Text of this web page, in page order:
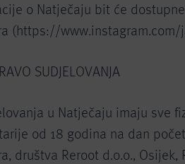
o Natječaju bit će
(https://
SUDJELOVANJA
u Natječaju imaju sve
od 18 godina na dan
društva Reroot d.o.o., Osijek,